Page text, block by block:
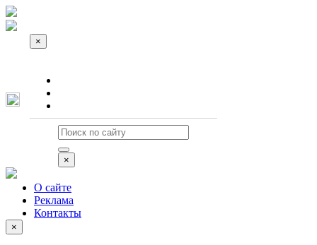
×
×
О сайте
Реклама
Контакты
×